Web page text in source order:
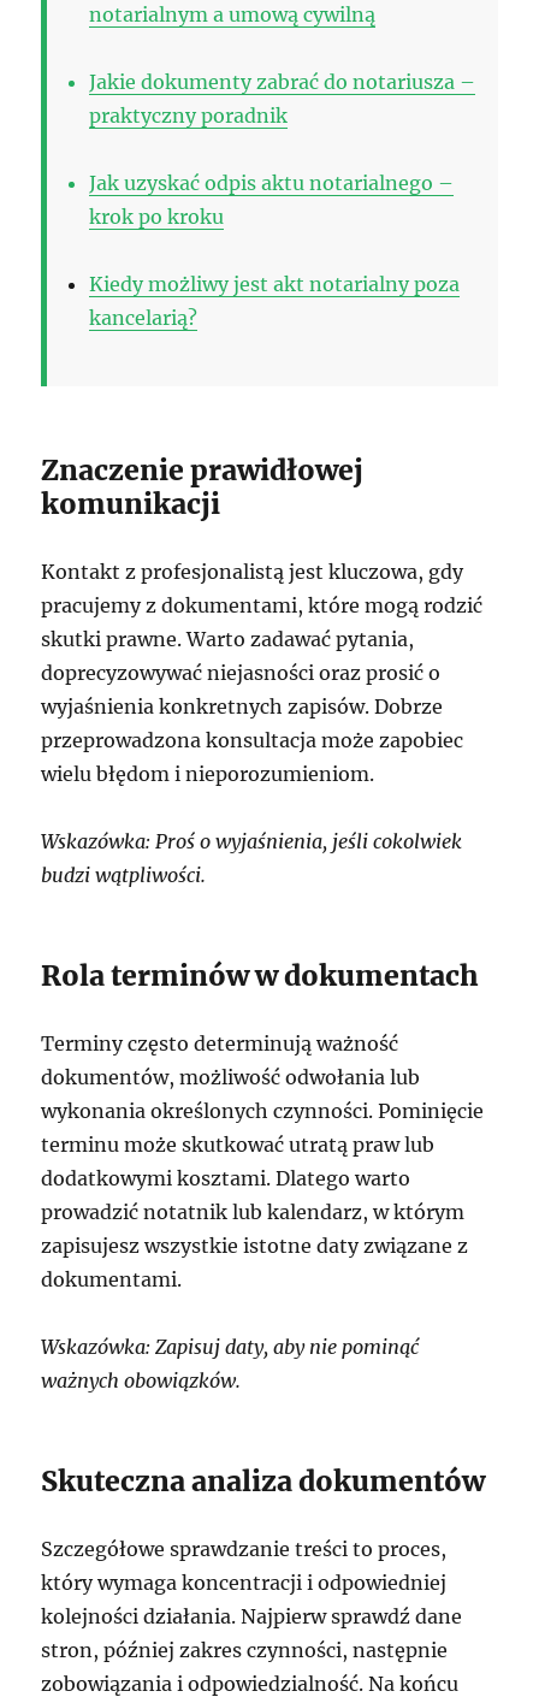
notarialnym a umową cywilną
Jakie dokumenty zabrać do notariusza –
praktyczny poradnik
Jak uzyskać odpis aktu notarialnego –
krok po kroku
Kiedy możliwy jest akt notarialny poza
kancelarią?
Znaczenie prawidłowej
komunikacji
Kontakt z profesjonalistą jest kluczowa, gdy
pracujemy z dokumentami, które mogą rodzić
skutki prawne. Warto zadawać pytania,
doprecyzowywać niejasności oraz prosić o
wyjaśnienia konkretnych zapisów. Dobrze
przeprowadzona konsultacja może zapobiec
wielu błędom i nieporozumieniom.
Wskazówka: Proś o wyjaśnienia, jeśli cokolwiek
budzi wątpliwości.
Rola terminów w dokumentach
Terminy często determinują ważność
dokumentów, możliwość odwołania lub
wykonania określonych czynności. Pominięcie
terminu może skutkować utratą praw lub
dodatkowymi kosztami. Dlatego warto
prowadzić notatnik lub kalendarz, w którym
zapisujesz wszystkie istotne daty związane z
dokumentami.
Wskazówka: Zapisuj daty, aby nie pominąć
ważnych obowiązków.
Skuteczna analiza dokumentów
Szczegółowe sprawdzanie treści to proces,
który wymaga koncentracji i odpowiedniej
kolejności działania. Najpierw sprawdź dane
stron, później zakres czynności, następnie
zobowiązania i odpowiedzialność. Na końcu